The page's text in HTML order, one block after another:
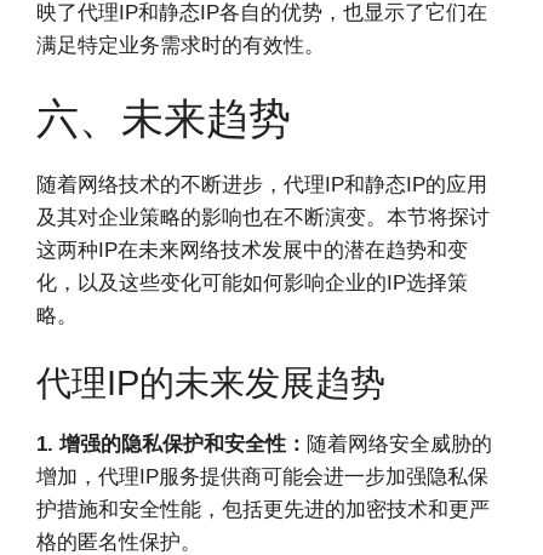
映了代理IP和静态IP各自的优势，也显示了它们在
满足特定业务需求时的有效性。
六、未来趋势
随着网络技术的不断进步，代理IP和静态IP的应用
及其对企业策略的影响也在不断演变。本节将探讨
这两种IP在未来网络技术发展中的潜在趋势和变
化，以及这些变化可能如何影响企业的IP选择策
略。
代理IP的未来发展趋势
1. 增强的隐私保护和安全性： 随着网络安全威胁的
增加，代理IP服务提供商可能会进一步加强隐私保
护措施和安全性能，包括更先进的加密技术和更严
格的匿名性保护。